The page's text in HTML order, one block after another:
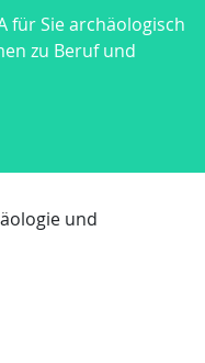
für Sie archäologisch
zu Beruf und
und